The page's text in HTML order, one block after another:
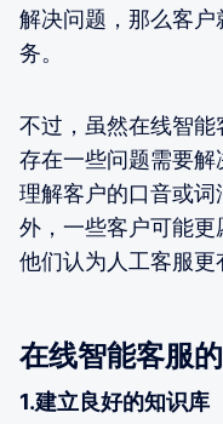
解决问题，那么客
务。
不过，虽然在线智
存在一些问题需要
理解客户的口音或
外，一些客户可能
他们认为人工客服更
在线智能客服
1.建立良好的知识库